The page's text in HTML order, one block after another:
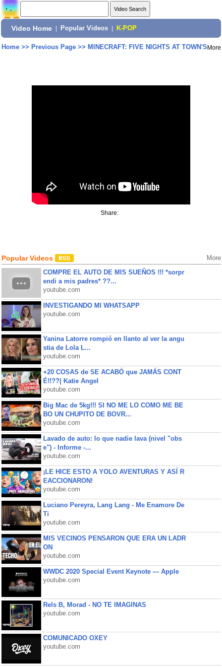
Video Home Popular Videos K-POP
Home>> Previous Page>> MINECRAFT: FIVE NIGHTS AT TOWN'S More
Share:
Popular Videos More
COMPRE EL AUTO DE MIS SUEÑOS !!! *sorpr
endi a mis padres* ??...
youtube.com
INVESTIGANDO MI WHATSAPP
youtube.com
Yanina Latorre rompió en llanto al ver la angu
stia de Lola L...
youtube.com
+20 COSAS de SE ACABÓ que JAMÁS CONT
É!!??| Katie Angel
youtube.com
Big Mac de 5kg!!! SI NO ME LO COMO ME BE
BO UN CHUPITO DE BOVR...
youtube.com
Lavado de auto: lo que nadie lava (nivel "obs
e") - Informe -...
youtube.com
¡LE HICE ESTO A YOLO AVENTURAS Y ASÍ R
EACCIONARON!
youtube.com
Luciano Pereyra, Lang Lang - Me Enamore De
Ti
youtube.com
MIS VECINOS PENSARON QUE ERA UN LADR
ON
youtube.com
WWDC 2020 Special Event Keynote — Apple
youtube.com
Rels B, Morad - NO TE IMAGINAS
youtube.com
COMUNICADO OXEY
youtube.com